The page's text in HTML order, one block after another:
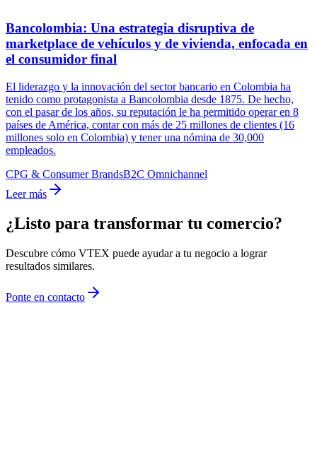
Bancolombia: Una estrategia disruptiva de
marketplace de vehículos y de vivienda, enfocada en
el consumidor final
El liderazgo y la innovación del sector bancario en Colombia ha
tenido como protagonista a Bancolombia desde 1875. De hecho,
con el pasar de los años, su reputación le ha permitido operar en 8
países de América, contar con más de 25 millones de clientes (16
millones solo en Colombia) y tener una nómina de 30,000
empleados.
CPG & Consumer BrandsB2C Omnichannel
Leer más
¿Listo para transformar tu comercio?
Descubre cómo VTEX puede ayudar a tu negocio a lograr
resultados similares.
Ponte en contacto